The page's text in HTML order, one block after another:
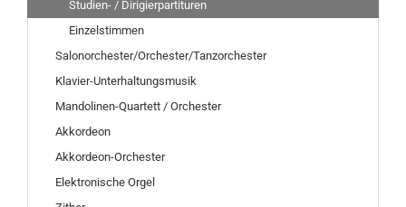
Studien- / Dirigierpartituren
Einzelstimmen
Salonorchester/Orchester/Tanzorchester
Klavier-Unterhaltungsmusik
Mandolinen-Quartett / Orchester
Akkordeon
Akkordeon-Orchester
Elektronische Orgel